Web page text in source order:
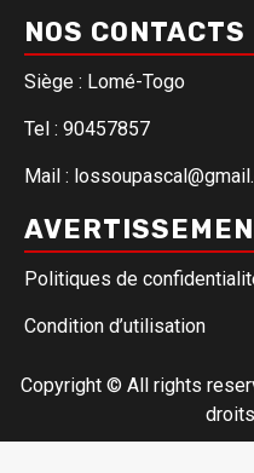
NOS CONTACTS
Siège : Lomé-Togo
Tel : 90457857
Mail :
Politiques de
Condition d’utilisation
Copyright © All rights